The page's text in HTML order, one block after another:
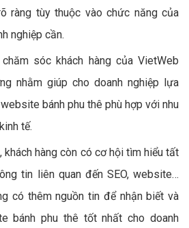
ràng tùy thuộc vào chức năng của
nghiệp cần.
sóc khách hàng của VietWeb
nhằm giúp cho doanh nghiệp lựa
bánh phu thê phù hợp với nhu
tế.
hàng còn có cơ hội tìm hiểu tất
tin liên quan đến SEO, website…
có thêm nguồn tin để nhận biết và
bánh phu thê tốt nhất cho doanh